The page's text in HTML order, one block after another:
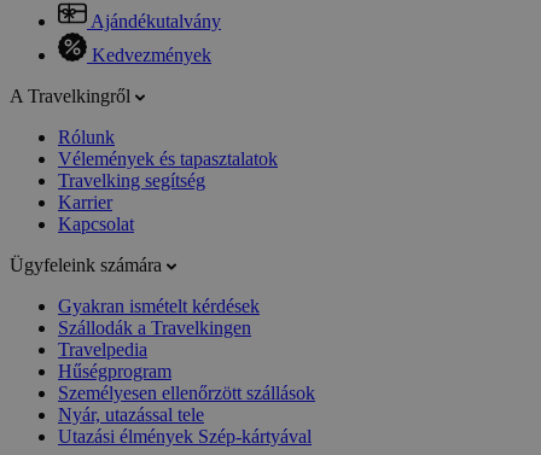
Ajándékutalvány
Kedvezmények
A Travelkingről
Rólunk
Vélemények és tapasztalatok
Travelking segítség
Karrier
Kapcsolat
Ügyfeleink számára
Gyakran ismételt kérdések
Szállodák a Travelkingen
Travelpedia
Hűségprogram
Személyesen ellenőrzött szállások
Nyár, utazással tele
Utazási élmények Szép-kártyával